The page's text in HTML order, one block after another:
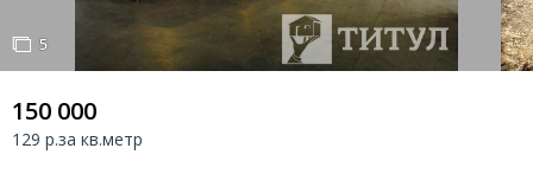
5
5
150 000
129 р.за кв.метр